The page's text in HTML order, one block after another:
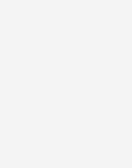
Club
4,9 l/100
111 g/km; CO₂-
l/100km; kombinierter
CO₂-Klasse: C.
Comfort